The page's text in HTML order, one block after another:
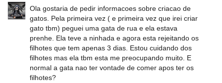
Ola gostaria de pedir informacoes sobre criacao de
gatos. Pela primeira vez ( e primeira vez que irei criar
gato tbm) peguei uma gata de rua e ela estava
prenhe. Ela teve a ninhada e agora esta rejeitando os
filhotes que tem apenas 3 dias. Estou cuidando dos
filhotes mas ela tbm esta me preocupando muito. E
normal a gata nao ter vontade de comer apos ter os
filhotes?